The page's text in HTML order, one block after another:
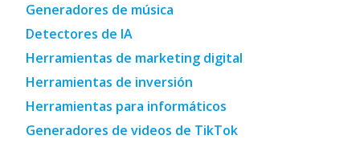
Generadores de música
Detectores de IA
Herramientas de marketing digital
Herramientas de inversión
Herramientas para informáticos
Generadores de videos de TikTok